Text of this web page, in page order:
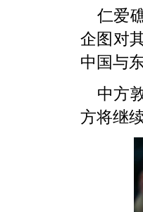
仁爱
企图对
中国与
中方
方将继